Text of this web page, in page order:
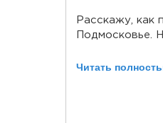
Расскажу, как
Подмосковье.
Читать